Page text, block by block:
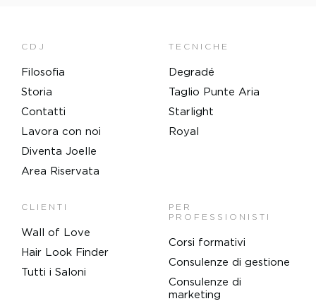
CDJ
Filosofia
Storia
Contatti
Lavora con noi
Diventa Joelle
Area Riservata
TECNICHE
Degradé
Taglio Punte Aria
Starlight
Royal
CLIENTI
Wall of Love
Hair Look Finder
Tutti i Saloni
PER
PROFESSIONISTI
Corsi formativi
Consulenze di gestione
Consulenze di
marketing